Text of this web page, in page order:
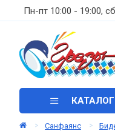
Пн-пт 10:00 - 19:00,
КАТАЛОГ
Санфаянс